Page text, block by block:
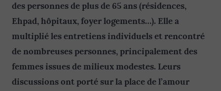
des personnes de plus de 65 ans (résidences,
Ehpad, hôpitaux, foyer logements…). Elle a
multiplié les entretiens individuels et rencontré
de nombreuses personnes, principalement des
femmes issues de milieux modestes. Leurs
discussions ont porté sur la place de l’amour